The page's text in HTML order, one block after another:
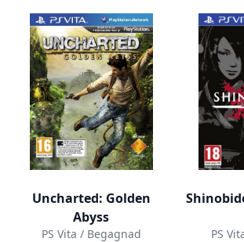
Uncharted: Golden
Abyss
PS Vita / Begagnad PS